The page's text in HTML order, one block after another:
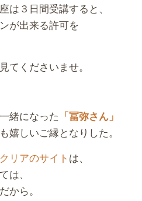
は３日間受講すると、
が出来る許可を
てくださいませ。
緒になった 「冨弥さん」
嬉しいご縁となりした。
リアのサイト は、
は、
から。